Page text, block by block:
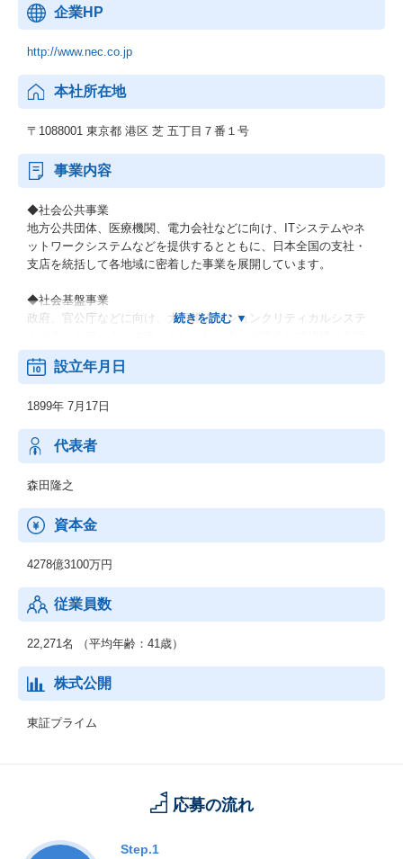
企業HP
http://www.nec.co.jp
本社所在地
〒1088001 東京都 港区 芝 五丁目７番１号
事業内容
◆社会公共事業
地方公共団体、医療機関、電力会社などに向け、ITシステムやネ
ットワークシステムなどを提供するとともに、日本全国の支社・
支店を統括して各地域に密着した事業を展開しています。
◆社会基盤事業
政府、官公庁などに向け、大規模ミッションクリティカルシステ
できるための社会インフラを提供しています。
製造業、流通・サービス業、金融業などの民需向けにITソリュー
ションを提供し、お客さまの新サービス立ち上げなどに貢献して
います。最先端のデジタル技術を活用し、お客さまとの共創を通
じて、人やモノ、プロセスを企業・産業の枠を超えてつなぎ、バ
リューチェーン全体で新たな価値を生み出します。
◆ネットワークサービス事業
通信事業者向けに、ネットワーク構築に必要な機器や運用管理の
に、IoT/5G時代に向けてネットワークへのニーズが多様化する
中、テレコムキャリア市場で培ったネットワークの強みをサービ
スプロバイダや製造業、流通・サービス業、自治体などの市場に
展開していきます。
海外市場を対象として、セーファーシティ（パブリックセーフテ
ィ、デジタル・ガバメント、デジタル・ファイナンス）、サービ
スプロバイダ向けソフトウェア・サービス、海洋システムなどを
提供しています。AI、IoT関連の先端技術を活用し、安全・安心で
設立年月日
1899年 7月17日
代表者
森田隆之
資本金
4278億3100万円
従業員数
22,271名 （平均年齢：41歳）
株式公開
東証プライム
応募の流れ
Step.1